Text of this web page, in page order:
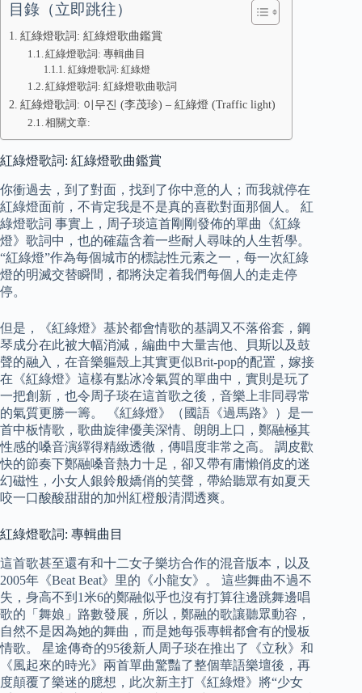
目錄（立即跳往）
紅綠燈歌詞: 紅綠燈歌曲鑑賞
紅綠燈歌詞: 專輯曲目
紅綠燈歌詞: 紅綠燈
紅綠燈歌詞: 紅綠燈歌曲歌詞
紅綠燈歌詞: 이무진 (李茂珍) – 紅綠燈 (Traffic light)
相關文章:
紅綠燈歌詞: 紅綠燈歌曲鑑賞
你衝過去，到了對面，找到了你中意的人；而我就停在
紅綠燈面前，不肯定我是不是真的喜歡對面那個人。 紅
綠燈歌詞 事實上，周子琰這首剛剛發佈的單曲《紅綠
燈》歌詞中，也的確藴含着一些耐人尋味的人生哲學。
“紅綠燈”作為每個城市的標誌性元素之一，每一次紅綠
燈的明滅交替瞬間，都將決定着我們每個人的走走停
停。
但是，《紅綠燈》基於都會情歌的基調又不落俗套，鋼
琴成分在此被大幅消減，編曲中大量吉他、貝斯以及鼓
聲的融入，在音樂軀殼上其實更似Brit-pop的配置，嫁接
在《紅綠燈》這樣有點冰冷氣質的單曲中，實則是玩了
一把創新，也令周子琰在這首歌之後，音樂上非同尋常
的氣質更勝一籌。 《紅綠燈》（國語《過馬路》）是一
首中板情歌，歌曲旋律優美深情、朗朗上口，鄭融極其
性感的嗓音演繹得精緻透徹，傳唱度非常之高。 調皮歡
快的節奏下鄭融嗓音熱力十足，卻又帶有庸懶俏皮的迷
幻磁性，小女人銀鈴般嬌俏的笑聲，帶給聽眾有如夏天
咬一口酸酸甜甜的加州紅橙般清潤透爽。
紅綠燈歌詞: 專輯曲目
這首歌甚至還有和十二女子樂坊合作的混音版本，以及
2005年《Beat Beat》里的《小龍女》。 這些舞曲不過不
失，身高不到1米6的鄭融似乎也沒有打算往邊跳舞邊唱
歌的「舞娘」路數發展，所以，鄭融的歌讓聽眾動容，
自然不是因為她的舞曲，而是她每張專輯都會有的慢板
情歌。 星途傳奇的95後新人周子琰在推出了《立秋》和
《風起來的時光》兩首單曲驚豔了整個華語樂壇後，再
度顛覆了樂迷的臆想，此次新主打《紅綠燈》將“少女